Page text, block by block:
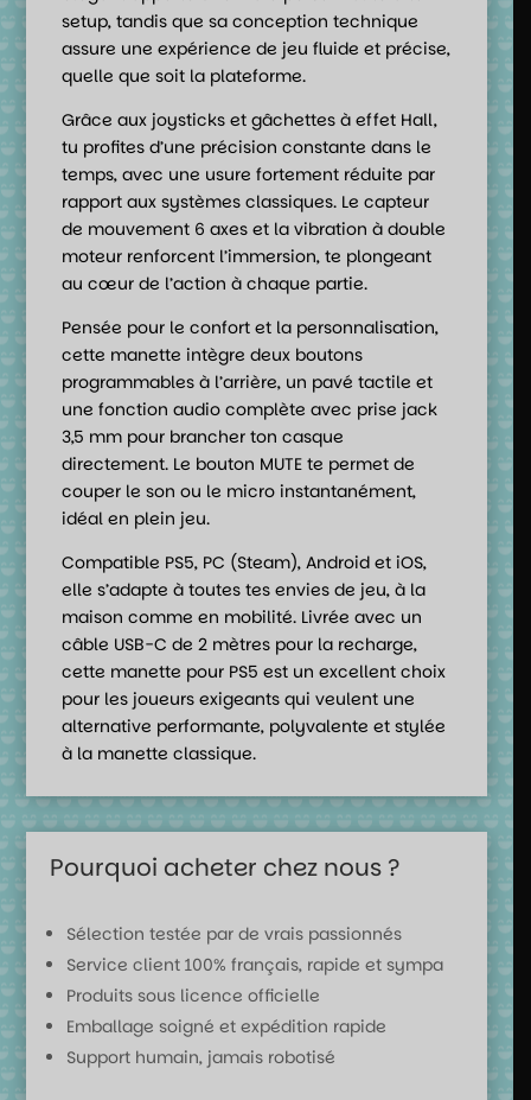
setup, tandis que sa conception technique
assure une expérience de jeu fluide et précise,
quelle que soit la plateforme.
Grâce aux joysticks et gâchettes à effet Hall,
tu profites d’une précision constante dans le
temps, avec une usure fortement réduite par
rapport aux systèmes classiques. Le capteur
de mouvement 6 axes et la vibration à double
moteur renforcent l’immersion, te plongeant
au cœur de l’action à chaque partie.
Pensée pour le confort et la personnalisation,
cette manette intègre deux boutons
programmables à l’arrière, un pavé tactile et
une fonction audio complète avec prise jack
3,5 mm pour brancher ton casque
directement. Le bouton MUTE te permet de
couper le son ou le micro instantanément,
idéal en plein jeu.
Compatible PS5, PC (Steam), Android et iOS,
elle s’adapte à toutes tes envies de jeu, à la
maison comme en mobilité. Livrée avec un
câble USB-C de 2 mètres pour la recharge,
cette manette pour PS5 est un excellent choix
pour les joueurs exigeants qui veulent une
alternative performante, polyvalente et stylée
à la manette classique.
Pourquoi acheter chez nous ?
Sélection testée par de vrais passionnés
Service client 100% français, rapide et sympa
Produits sous licence officielle
Emballage soigné et expédition rapide
Support humain, jamais robotisé